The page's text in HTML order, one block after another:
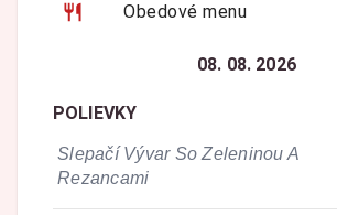
Obedové menu
08. 08. 2026
POLIEVKY
Slepačí Vývar So Zeleninou A
Rezancami